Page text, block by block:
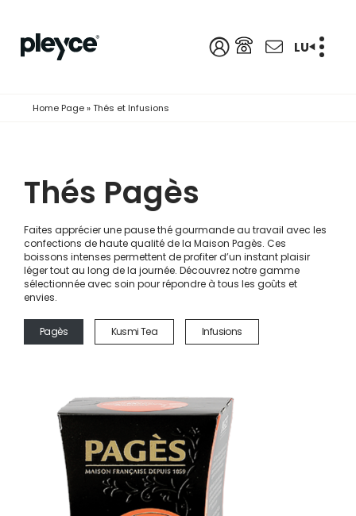
LU
Home Page»Thés et Infusions
Thés Pagès
Faites apprécier une pause thé gourmande au travail avec les
confections de haute qualité de la Maison Pagès. Ces
boissons intenses permettent de profiter d’un instant plaisir
léger tout au long de la journée. Découvrez notre gamme
sélectionnée avec soin pour répondre à tous les goûts et
envies.
Pagès Kusmi Tea Infusions